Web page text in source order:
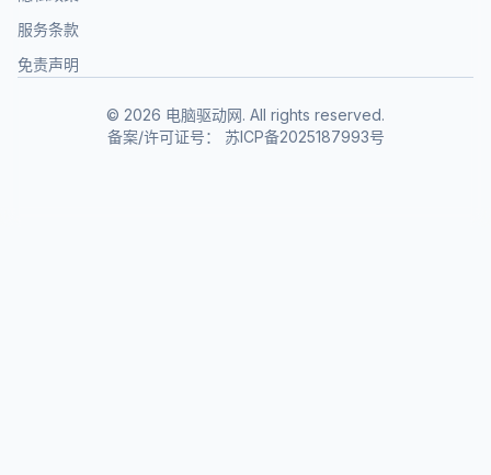
服务条款
免责声明
© 2026 电脑驱动网. All rights reserved.
备案/许可证号：
苏ICP备2025187993号